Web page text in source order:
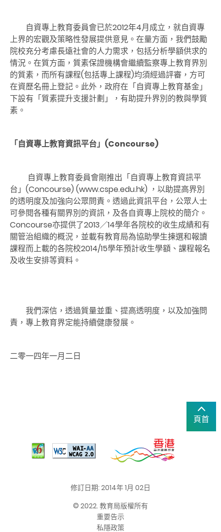
自資專上教育委員會已於2012年4月成立，就自資專
上界的宏觀及策略性發展提供意見。在量方面，我們鼓勵
院校充分考慮長遠社會的人力需求，包括分析學額供求的
情況。在質方面，質素保證機構會繼續監察專上教育界別
的質素，而所有課程(包括專上課程)均須經過評審，方可
在資歷名冊上登記。此外，政府在「自資專上教育基金」
下設有「質素提升支援計劃」，有助提升界別的教與學質
素。
「自資專上教育資訊平台」(Concourse)
自資專上教育委員會剛推出「自資專上教育資訊平
台」(Concourse) (www.cspe.edu.hk) ，以助提高界別
的透明度及加強向公眾問責。透過此資訊平台，公眾人士
可參閱各種有關界別的資訊，及各自資專上院校的簡介。
Concourse亦提供了2013／14學年各院校的收生成績和有
關管治組織的概況，並載有教育局為協助學生揀選和報讀
課程而上載的各院校2014/15學年預計收生學額、課程報名
及收生安排等資料。
我們深信，透過質量並重、提高透明度，以及加強問
責，專上教育界定能持續健康發展。
二零一四年一月二日
頁首
修訂日期: 2014年 1月 02日
© 2022. 教育局版權所有
重要告示
私隱政策